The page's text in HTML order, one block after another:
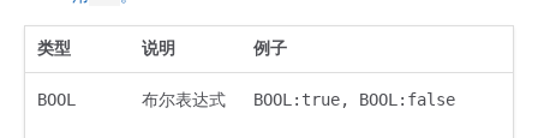
类型 说明 例子
BOOL 布尔表达式 BOOL:true, BOOL:false